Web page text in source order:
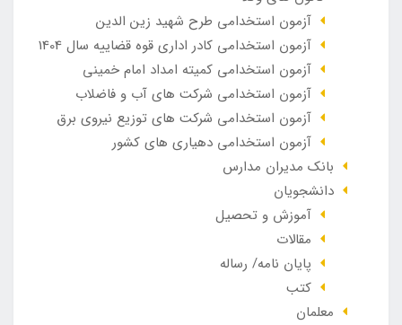
آزمون استخدامی طرح شهید زین الدین
آزمون استخدامی کادر اداری قوه قضاییه سال 1404
آزمون استخدامی کمیته امداد امام خمینی
آزمون استخدامی شرکت های آب و فاضلاب
آزمون استخدامی شرکت های توزیع نیروی برق
آزمون استخدامی دهیاری های کشور
بانک مدیران مدارس
دانشجویان
آموزش و تحصیل
مقالات
پایان نامه/ رساله
کتب
معلمان